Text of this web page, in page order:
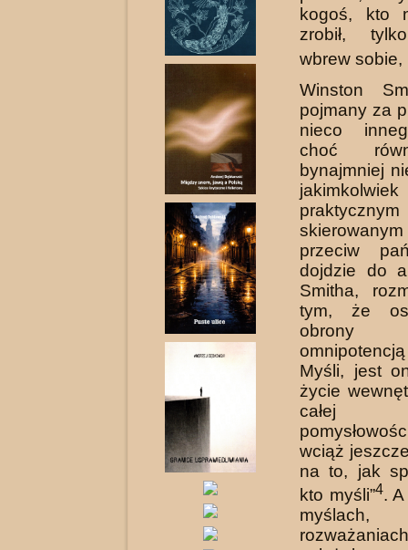
kogoś, kto
zrobił,
wbrew sobie,
Winston
pojmany za
nieco
choć
bynajmniej
jakimkolwiek
przeciw
dojdzie do
Smitha,
tym, że
Myśli, jest
życie
całej
wciąż
na to, jak
kto myśli”4.